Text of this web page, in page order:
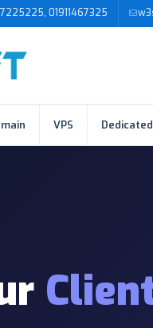
01911467325
VPS